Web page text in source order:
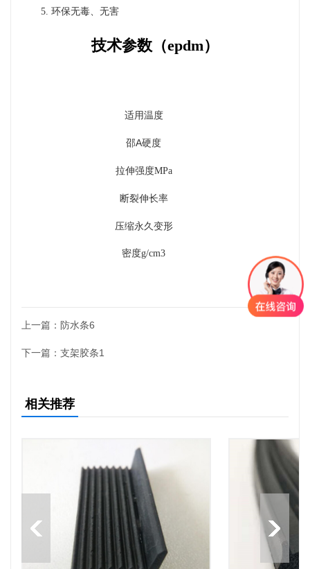
5. 环保无毒、无害
技术参数（epdm）
适用温度
邵A硬度
拉伸强度MPa
断裂伸长率
压缩永久变形
密度g/cm3
上一篇： 防水条6
下一篇： 支架胶条1
相关推荐